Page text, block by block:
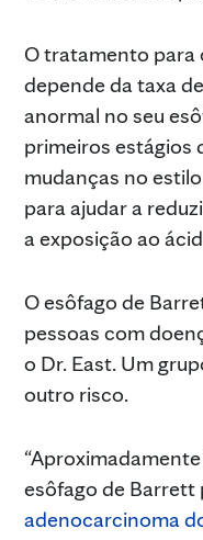
O tratamento para
depende da taxa
anormal no seu
primeiros estágios
mudanças no
para ajudar a
a exposição ao
O esôfago de
pessoas com
o Dr. East. Um
outro risco.
esôfago de Barrett
adenocarcinoma